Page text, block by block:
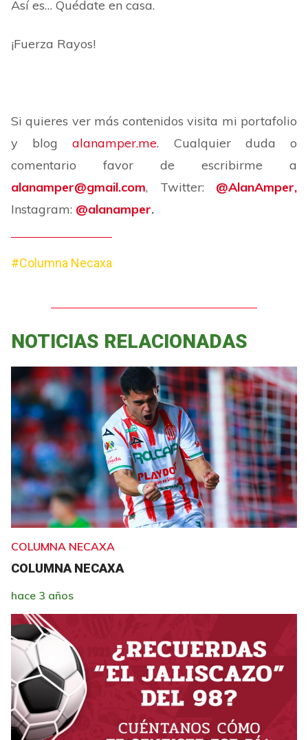
Así es… Quédate en casa.
¡Fuerza Rayos!
Si quieres ver más contenidos visita mi portafolio
y blogalanamper.me. Cualquier duda o
comentario favor de escribirme a
alanamper@gmail.com, Twitter: @AlanAmper,
Instagram: @alanamper.
#Columna Necaxa
NOTICIAS RELACIONADAS
COLUMNA NECAXA
COLUMNA NECAXA
hace 3 años